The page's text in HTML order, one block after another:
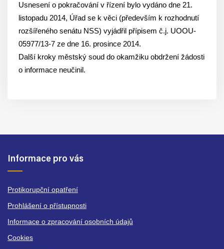
Usnesení o pokračování v řízení bylo vydáno dne 21.
listopadu 2014, Úřad se k věci (především k rozhodnutí
rozšířeného senátu NSS) vyjádřil přípisem č.j. UOOU-
05977/13-7 ze dne 16. prosince 2014.
Další kroky městský soud do okamžiku obdržení žádosti
o informace neučinil.
Informace pro vás
Protikorupční opatření
Prohlášení o přístupnosti
Informace o zpracování osobních údajů
Cookies